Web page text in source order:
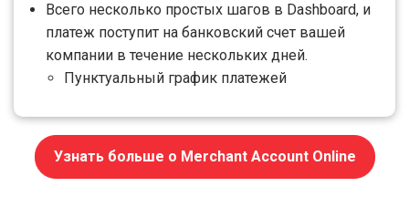
Всего несколько простых шагов в Dashboard, и
платеж поступит на банковский счет вашей
компании в течение нескольких дней.
Пунктуальный график платежей
Узнать больше о Merchant Account Online